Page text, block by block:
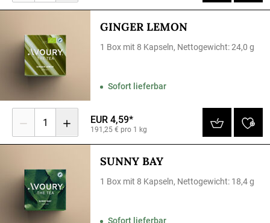
GINGER LEMON
1 Box mit 8 Kapseln, Nettogewicht: 24,0 g
Sofort lieferbar
1 EUR 4,59*
191,25 € pro 1 kg
SUNNY BAY
1 Box mit 8 Kapseln, Nettogewicht: 18,4 g
Sofort lieferbar